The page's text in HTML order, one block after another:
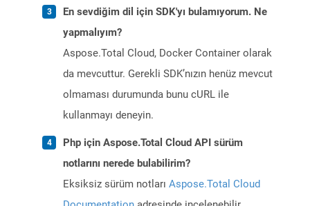
En sevdiğim dil için SDK'yı bulamıyorum. Ne
yapmalıyım?
Aspose.Total Cloud, Docker Container olarak
da mevcuttur. Gerekli SDK’nızın henüz mevcut
olmaması durumunda bunu cURL ile
kullanmayı deneyin.
Php için Aspose.Total Cloud API sürüm
notlarını nerede bulabilirim?
Eksiksiz sürüm notları Aspose.Total Cloud